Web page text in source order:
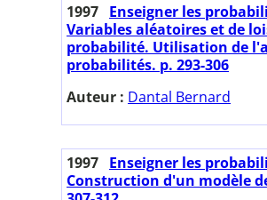
1997 Enseigner les
Variables aléatoires et de
probabilité. Utilisation de
probabilités. p. 293-306
Auteur : Dantal Bernard
1997 Enseigner les
Construction d'un modèle